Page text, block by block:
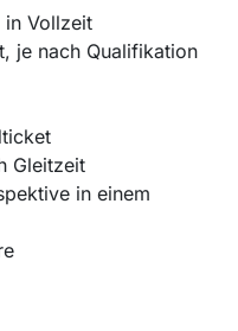
in Vollzeit
je nach Qualifikation
Gleitzeit
in einem